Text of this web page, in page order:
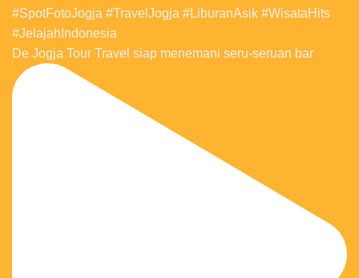
De Jogja Tour Travel siap menemani seru-seruan bar